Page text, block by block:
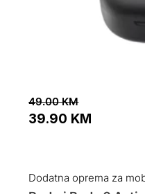
49.00KM
was:
39.90 KM
is:
Dodatna oprema za